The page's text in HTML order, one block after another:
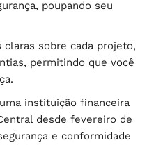
poupando seu
claras sobre cada projeto,
permitindo que você
instituição financeira
desde fevereiro de
e conformidade